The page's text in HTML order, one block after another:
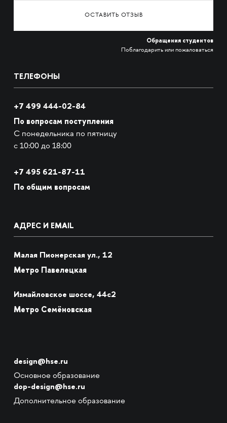
ОСТАВИТЬ ОТЗЫВ
Обращения студентов
Поблагодарить или пожаловаться
ТЕЛЕФОНЫ
+7 499 444-02-84
По вопросам поступления
С понедельника по пятницу
с 10:00 до 18:00
+7 495 621-87-11
По общим вопросам
АДРЕС И EMAIL
Малая Пионерская ул., 12
Метро Павелецкая
Измайловское шоссе, 44с2
Метро Семёновская
design@hse.ru
Основное образование
dop-design@hse.ru
Дополнительное образование